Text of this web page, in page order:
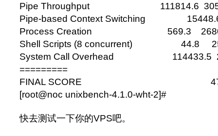
Pipe Throughput 111814.6
Pipe-based Context Switching
Process Creation 569.3
Shell Scripts (8 concurrent) 44.8
System Call Overhead 114433.5
=========
FINAL SCORE
[root@noc unixbench-4.1.0-wht-2]#
快去测试一下你的VPS吧。